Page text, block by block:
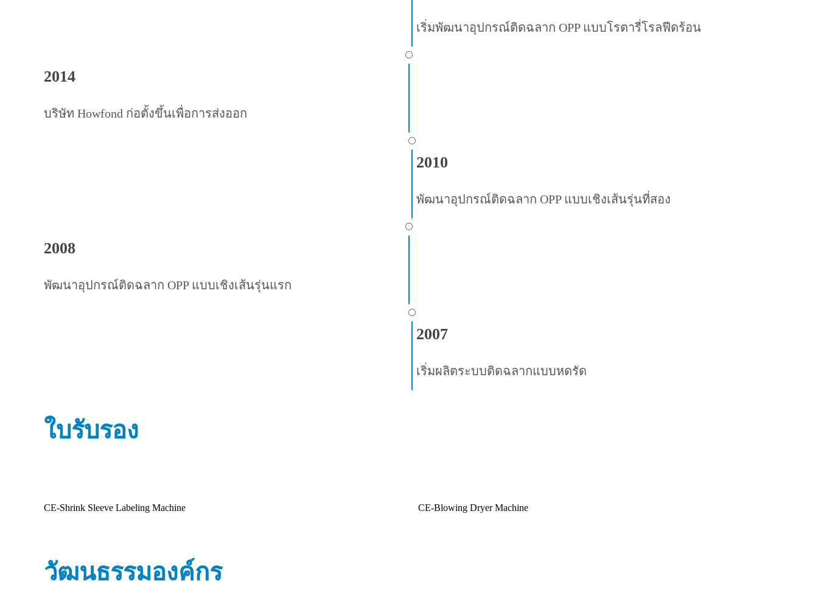
เริ่มพัฒนาอุปกรณ์ติดฉลาก OPP แบบโรตารี่โรลฟีดร้อน
2014
บริษัท Howfond ก่อตั้งขึ้นเพื่อการส่งออก
⚪
⚪
2010
พัฒนาอุปกรณ์ติดฉลาก OPP แบบเชิงเส้นรุ่นที่สอง
2008
พัฒนาอุปกรณ์ติดฉลาก OPP แบบเชิงเส้นรุ่นแรก
⚪
⚪
2007
เริ่มผลิตระบบติดฉลากแบบหดรัด
ใบรับรอง
CE-Shrink Sleeve Labeling Machine CE-Blowing Dryer Machine
วัฒนธรรมองค์กร